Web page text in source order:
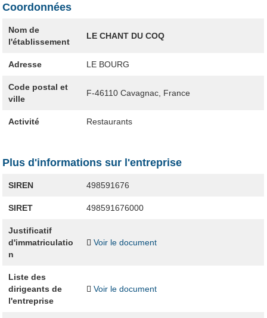
Coordonnées
Nom de
l'établissement
LE CHANT DU COQ
Adresse LE BOURG
Code postal et
ville
F-46110 Cavagnac, France
Activité Restaurants
Plus d'informations sur l'entreprise
SIREN 498591676
SIRET 498591676000
Justificatif
d'immatriculatio
n
Voir le document
Liste des
dirigeants de
l'entreprise
Voir le document